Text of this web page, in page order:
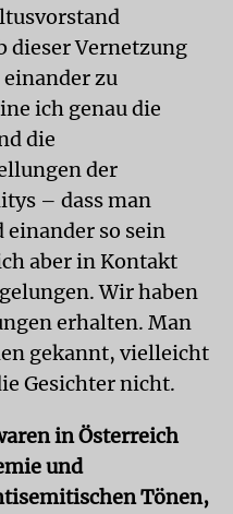
dieser Vernetzung
zu
ich genau die
die
der
– dass man
so sein
aber in Kontakt
Wir haben
erhalten. Man
gekannt, vielleicht
Gesichter nicht.
in Österreich
und
Tönen,